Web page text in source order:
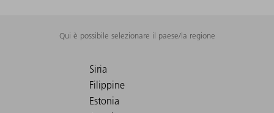
Qui è possibile selezionare il paese/la regione